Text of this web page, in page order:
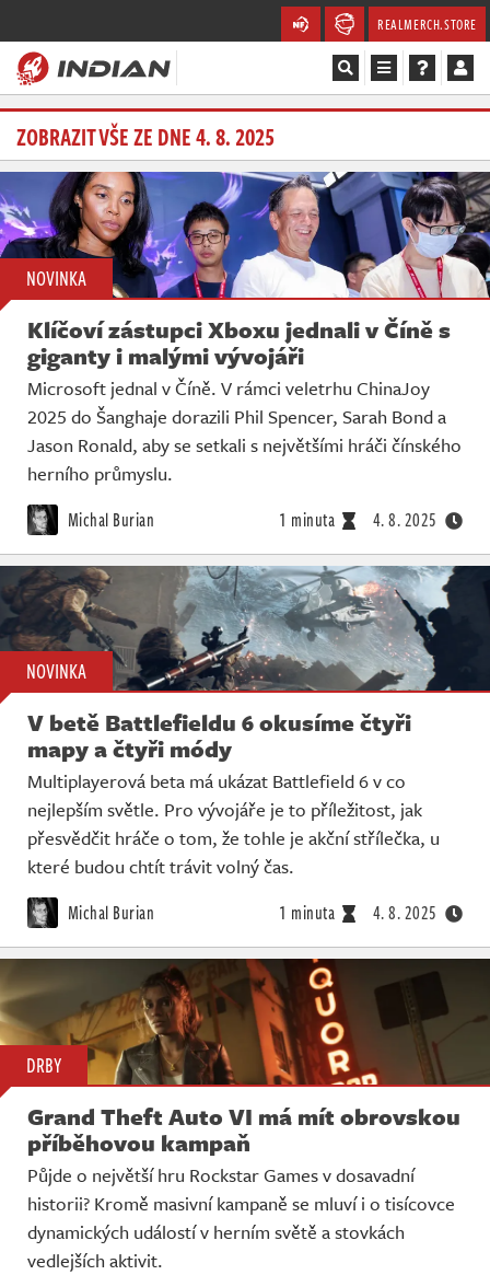
REALMERCH.STORE
Magazín
Recenze
Videa
Soutěže
Databáze
Komunita
Redakce
Živě
ZOBRAZIT VŠE ZE DNE 4. 8. 2025
NOVINKA
Klíčoví zástupci Xboxu jednali v Číně s
giganty i malými vývojáři
Microsoft jednal v Číně. V rámci veletrhu ChinaJoy
2025 do Šanghaje dorazili Phil Spencer, Sarah Bond a
Jason Ronald, aby se setkali s největšími hráči čínského
herního průmyslu.
Michal Burian 1 minuta 4. 8. 2025
NOVINKA
V betě Battlefieldu 6 okusíme čtyři
mapy a čtyři módy
Multiplayerová beta má ukázat Battlefield 6 v co
nejlepším světle. Pro vývojáře je to příležitost, jak
přesvědčit hráče o tom, že tohle je akční střílečka, u
které budou chtít trávit volný čas.
Michal Burian 1 minuta 4. 8. 2025
DRBY
Grand Theft Auto VI má mít obrovskou
příběhovou kampaň
Půjde o největší hru Rockstar Games v dosavadní
historii? Kromě masivní kampaně se mluví i o tisícovce
dynamických událostí v herním světě a stovkách
vedlejších aktivit.